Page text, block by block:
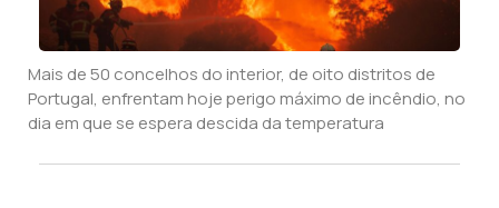
Mais de 50 concelhos do interior, de oito distritos de
Portugal, enfrentam hoje perigo máximo de incêndio, no
dia em que se espera descida da temperatura